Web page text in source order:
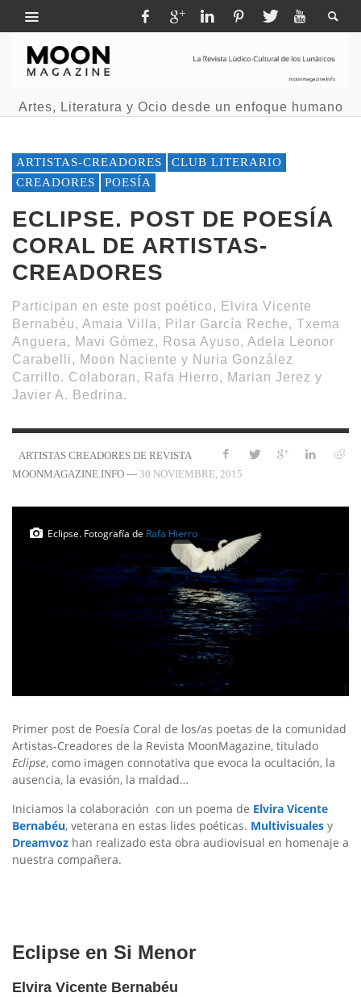
Artes, Literatura y Ocio desde un enfoque humano
ARTISTAS-CREADORES
CLUB LITERARIO
CREADORES
POESÍA
ECLIPSE. POST DE POESÍA
CORAL DE ARTISTAS-
CREADORES
Participan en este post poético, Elvira Vicente
Bernabéu, Amaia Villa, Pilar García Reche, Txema
Anguera, Mavi Gómez, Rosa Ayuso, Adela Leonor
Carabelli, Moon Naciente y Nuria González
Carrillo. Colaboran, Rafa Hierro, Marian Jerez y
Javier A. Bedrina.
ARTISTAS CREADORES DE REVISTA
MOONMAGAZINE.INFO — 30 NOVIEMBRE, 2015
Eclipse. Fotografía de Rafa Hierro
Primer post de Poesía Coral de los/as poetas de la comunidad
Artistas-Creadores de la Revista MoonMagazine, titulado
Eclipse, como imagen connotativa que evoca la ocultación, la
ausencia, la evasión, la maldad…
Iniciamos la colaboración con un poema de Elvira Vicente
Bernabéu, veterana en estas lides poéticas. Multivisuales y
Dreamvoz han realizado esta obra audiovisual en homenaje a
nuestra compañera.
Eclipse en Si Menor
Elvira Vicente Bernabéu